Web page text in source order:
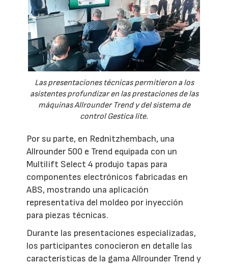
Las presentaciones técnicas permitieron a los
asistentes profundizar en las prestaciones de las
máquinas Allrounder Trend y del sistema de
control Gestica lite.
Por su parte, en Rednitzhembach, una
Allrounder 500 e Trend equipada con un
Multilift Select 4 produjo tapas para
componentes electrónicos fabricadas en
ABS, mostrando una aplicación
representativa del moldeo por inyección
para piezas técnicas.
Durante las presentaciones especializadas,
los participantes conocieron en detalle las
características de la gama Allrounder Trend y